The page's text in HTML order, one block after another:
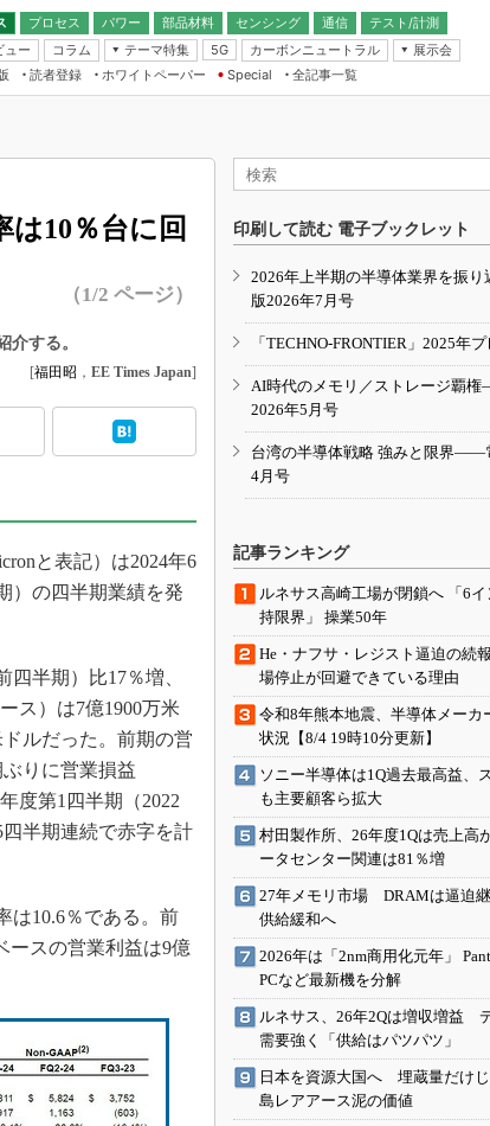
プロセス パワー 部品材料 センシング
通信
無線
テスト/計測
ュー コラム
テーマ特集
）
）
（EDN
5G カーボンニュートラル
展示会
IoT・エッジコンピューティング
EXPO
TECHNO-FRONTIER
人とくるま展
読者登録 ホワイトペーパー
Special
全記事一覧
10％台に回
（1/2 ページ）
介する。
[福田昭 ， EE Times Japan]
と表記）は2024年6
）の四半期業績を発
半期）比17％増、
ス）は7億1900万米
ルだった。前期の営
りに営業損益
度第1四半期（2022
半期連続で赤字を計
は10.6％である。前
ースの営業利益は9億
印刷して読む 電子ブックレット
2026年上半期の半導体業界を振
版2026年7月号
「TECHNO-FRONTIER」2025年
AI時代のメモリ／ストレージ覇
2026年5月号
台湾の半導体戦略 強みと限界――
4月号
記事ランキング
ルネサス高崎工場が閉鎖へ 「6
持限界」 操業50年
He・ナフサ・レジスト逼迫の
場停止が回避できている理由
令和8年熊本地震、半導体メーカ
状況【8/4 19時10分更新】
ソニー半導体は1Q過去最高益、
も主要顧客ら拡大
村田製作所、26年度1Qは売上
ータセンター関連は81％増
27年メモリ市場 DRAMは逼迫
供給緩和へ
2026年は「2nm商用化元年」
PCなど最新機を分解
ルネサス、26年2Qは増収増益
需要強く「供給はパツパツ」
日本を資源大国へ 埋蔵量だけ
島レアアース泥の価値